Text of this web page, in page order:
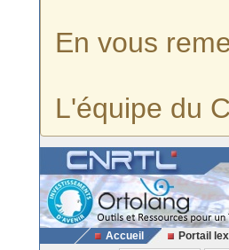
En vous
L'équipe du
Accueil Portail